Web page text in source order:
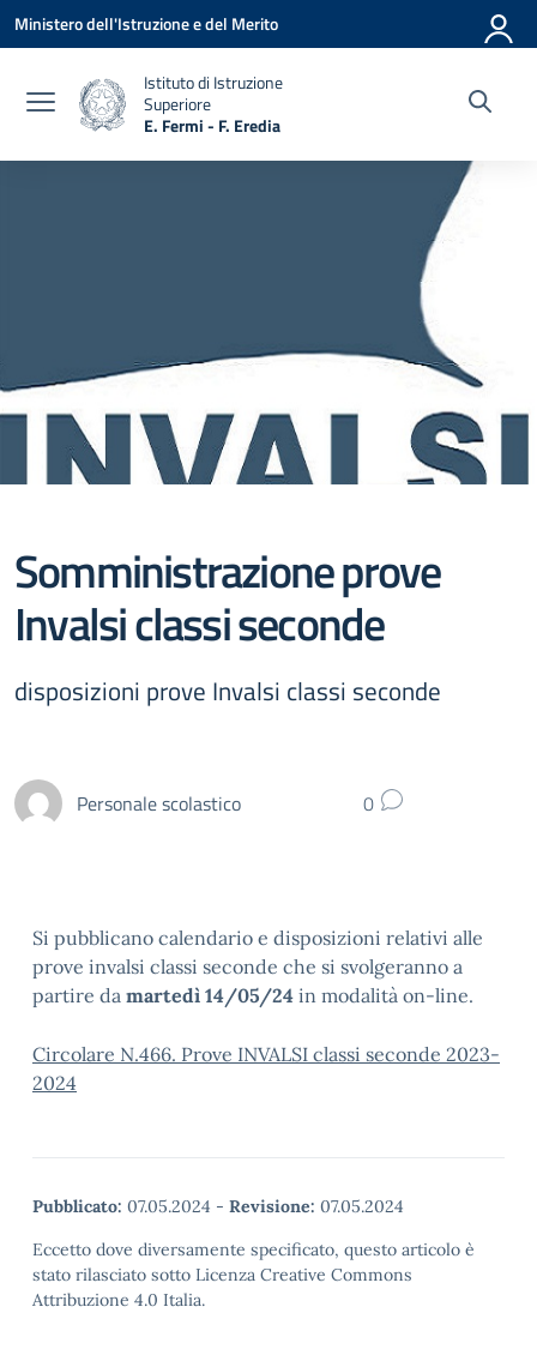
Vai ai contenuti
Vai al menu di navigazione
Vai al footer
Ministero dell'Istruzione e del Merito
Istituto di Istruzione
Superiore
E. Fermi - F. Eredia
Somministrazione prove
Invalsi classi seconde
disposizioni prove Invalsi classi seconde
Personale scolastico 0
Si pubblicano calendario e disposizioni relativi alle
prove invalsi classi seconde che si svolgeranno a
partire da martedì 14/05/24 in modalità on-line.
Circolare N.466. Prove INVALSI classi seconde 2023-
2024
Pubblicato: 07.05.2024 - Revisione: 07.05.2024
Eccetto dove diversamente specificato, questo articolo è
stato rilasciato sotto Licenza Creative Commons
Attribuzione 4.0 Italia.